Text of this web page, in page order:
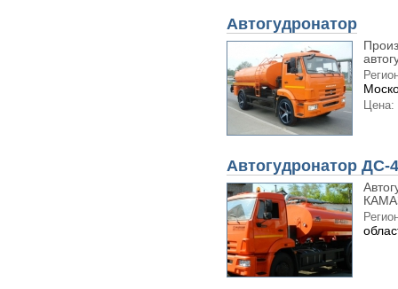
Автогудронатор
Цена:
Автогудронатор ДС-